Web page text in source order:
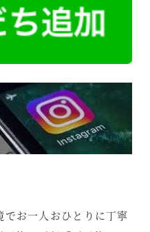
お一人おひとりに丁寧